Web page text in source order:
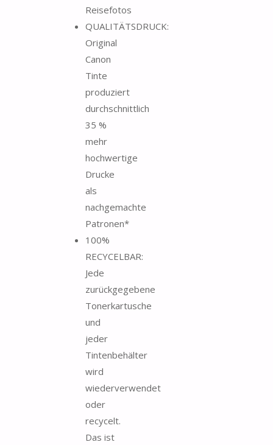
Reisefotos
QUALITÄTSDRUCK:
Original
Canon
Tinte
produziert
durchschnittlich
35 %
mehr
hochwertige
Drucke
als
nachgemachte
Patronen*
100%
RECYCELBAR:
Jede
zurückgegebene
Tonerkartusche
und
jeder
Tintenbehälter
wird
wiederverwendet
oder
recycelt.
Das ist